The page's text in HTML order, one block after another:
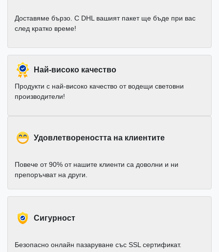
Доставяме бързо. С DHL вашият пакет ще бъде при вас
след кратко време!
Най-високо качество
Продукти с най-високо качество от водещи световни
производители!
Удовлетвореността на клиентите
Повече от 90% от нашите клиенти са доволни и ни
препоръчват на други.
Cигурност
Безопасно онлайн пазаруване със SSL сертификат.